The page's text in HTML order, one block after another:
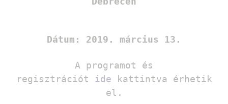
Dátum: 2019. március 13.
A programot és
regisztrációt ide kattintva érhetik
el.